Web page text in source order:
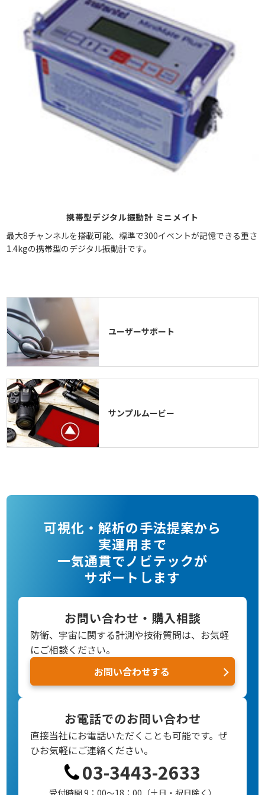
携帯型デジタル振動計 ミニメイト
最大8チャンネルを搭載可能、標準で300イベントが記憶できる重さ
1.4kgの携帯型のデジタル振動計です。
ユーザーサポート
サンプルムービー
可視化・解析の手法提案から
実運用まで
一気通貫でノビテックが
サポートします
お問い合わせ・購入相談
防衛、宇宙に関する計測や技術質問は、お気軽
にご相談ください。
お問い合わせする
お電話でのお問い合わせ
直接当社にお電話いただくことも可能です。ぜ
ひお気軽にご連絡ください。
03-3443-2633